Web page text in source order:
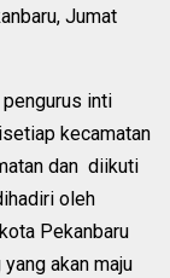
Jumat
inti
kecamatan
dan diikuti
oleh
Pekanbaru
akan maju